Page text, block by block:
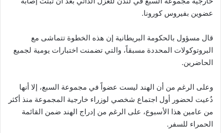
عضوين بفيروس كورونا.
قال مسؤول بالحكومة البريطانية إن هذه الخطوة تتماشى مع
البروتوكولات المحددة مسبقاً، والتي تضمنت اختبارات يومية لجميع
الحاضرين.
وعلى الرغم من أن الهند ليست عضواً في مجموعة السبع، إلا أنها
دُعيت لحضور أول اجتماع شخصي لوزراء خارجية المجموعة منذ أكثر
من عامين هذا الأسبوع، على الرغم من إدراج الهند ضمن القائمة
الحمراء للسفر.